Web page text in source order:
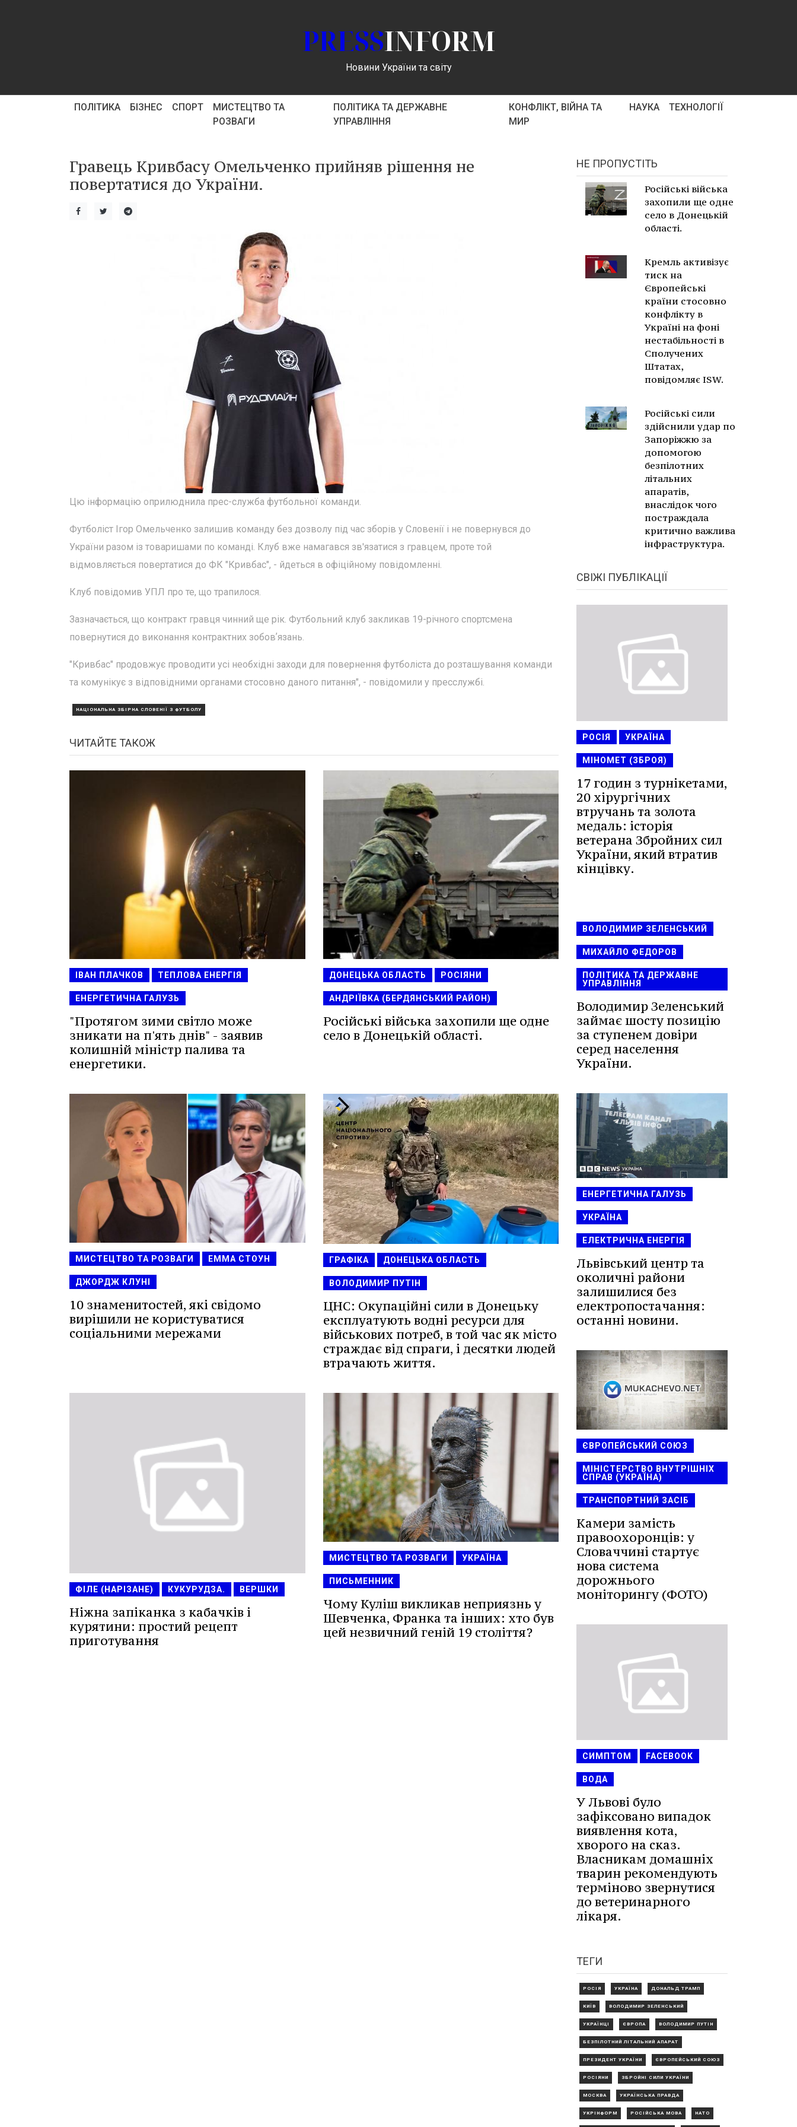
PRESSINFORM
Новини України та світу
ПОЛІТИКА БІЗНЕС СПОРТ
МИСТЕЦТВО ТА
РОЗВАГИ
ПОЛІТИКА ТА ДЕРЖАВНЕ
УПРАВЛІННЯ
КОНФЛІКТ, ВІЙНА ТА
МИР
НАУКА ТЕХНОЛОГІЇ
Гравець Кривбасу Омельченко прийняв рішення не
повертатися до України.
Цю інформацію оприлюднила прес-служба футбольної команди.
Футболіст Ігор Омельченко залишив команду без дозволу під час зборів у Словенії і не повернувся до
України разом із товаришами по команді. Клуб вже намагався зв'язатися з гравцем, проте той
відмовляється повертатися до ФК "Кривбас", - йдеться в офіційному повідомленні.
Клуб повідомив УПЛ про те, що трапилося.
Зазначається, що контракт гравця чинний ще рік. Футбольний клуб закликав 19-річного спортсмена
повернутися до виконання контрактних зобовʼязань.
"Кривбас" продовжує проводити усі необхідні заходи для повернення футболіста до розташування команди
та комунікує з відповідними органами стосовно даного питання", - повідомили у пресслужбі.
НАЦІОНАЛЬНА ЗБІРНА СЛОВЕНІЇ З ФУТБОЛУ
ЧИТАЙТЕ ТАКОЖ
ІВАН ПЛАЧКОВ ТЕПЛОВА ЕНЕРГІЯ
ЕНЕРГЕТИЧНА ГАЛУЗЬ
"Протягом зими світло може
зникати на п'ять днів" - заявив
колишній міністр палива та
енергетики.
ДОНЕЦЬКА ОБЛАСТЬ РОСІЯНИ
АНДРІЇВКА (БЕРДЯНСЬКИЙ РАЙОН)
Російські війська захопили ще одне
село в Донецькій області.
МИСТЕЦТВО ТА РОЗВАГИ ЕММА СТОУН
ДЖОРДЖ КЛУНІ
10 знаменитостей, які свідомо
вирішили не користуватися
соціальними мережами
ГРАФІКА ДОНЕЦЬКА ОБЛАСТЬ
ВОЛОДИМИР ПУТІН
ЦНС: Окупаційні сили в Донецьку
експлуатують водні ресурси для
військових потреб, в той час як місто
страждає від спраги, і десятки людей
втрачають життя.
ФІЛЕ (НАРІЗАНЕ) КУКУРУДЗА. ВЕРШКИ
Ніжна запіканка з кабачків і
курятини: простий рецепт
приготування
МИСТЕЦТВО ТА РОЗВАГИ УКРАЇНА
ПИСЬМЕННИК
Чому Куліш викликав неприязнь у
Шевченка, Франка та інших: хто був
цей незвичний геній 19 століття?
НЕ ПРОПУСТІТЬ
Російські війська
захопили ще одне
село в Донецькій
області.
Кремль активізує
тиск на
Європейські
країни стосовно
конфлікту в
Україні на фоні
нестабільності в
Сполучених
Штатах,
повідомляє ISW.
Російські сили
здійснили удар по
Запоріжжю за
допомогою
безпілотних
літальних
апаратів,
внаслідок чого
постраждала
критично важлива
інфраструктура.
СВІЖІ ПУБЛІКАЦІЇ
РОСІЯ УКРАЇНА
МІНОМЕТ (ЗБРОЯ)
17 годин з турнікетами,
20 хірургічних
втручань та золота
медаль: історія
ветерана Збройних сил
України, який втратив
кінцівку.
ВОЛОДИМИР ЗЕЛЕНСЬКИЙ
МИХАЙЛО ФЕДОРОВ
ПОЛІТИКА ТА ДЕРЖАВНЕ
УПРАВЛІННЯ
Володимир Зеленський
займає шосту позицію
за ступенем довіри
серед населення
України.
ЕНЕРГЕТИЧНА ГАЛУЗЬ
УКРАЇНА
ЕЛЕКТРИЧНА ЕНЕРГІЯ
Львівський центр та
околичні райони
залишилися без
електропостачання:
останні новини.
ЄВРОПЕЙСЬКИЙ СОЮЗ
МІНІСТЕРСТВО ВНУТРІШНІХ
СПРАВ (УКРАЇНА)
ТРАНСПОРТНИЙ ЗАСІБ
Камери замість
правоохоронців: у
Словаччині стартує
нова система
дорожнього
моніторингу (ФОТО)
СИМПТОМ FACEBOOK
ВОДА
У Львові було
зафіксовано випадок
виявлення кота,
хворого на сказ.
Власникам домашніх
тварин рекомендують
терміново звернутися
до ветеринарного
лікаря.
ТЕГИ
РОСІЯ УКРАЇНА ДОНАЛЬД ТРАМП
КИЇВ ВОЛОДИМИР ЗЕЛЕНСЬКИЙ
УКРАЇНЦІ ЄВРОПА ВОЛОДИМИР ПУТІН
БЕЗПІЛОТНИЙ ЛІТАЛЬНИЙ АПАРАТ
ПРЕЗИДЕНТ УКРАЇНИ ЄВРОПЕЙСЬКИЙ СОЮЗ
РОСІЯНИ ЗБРОЙНІ СИЛИ УКРАЇНИ
МОСКВА УКРАЇНСЬКА ПРАВДА
УКРІНФОРМ РОСІЙСЬКА МОВА НАТО